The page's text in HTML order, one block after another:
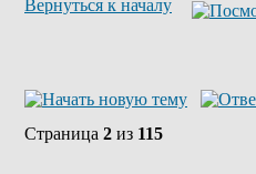
Вернуться к началу
Страница 2 из 115